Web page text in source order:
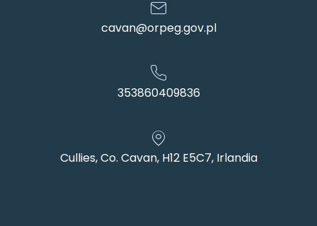
cavan@orpeg.gov.pl
353860409836
Cullies, Co. Cavan, H12 E5C7, Irlandia